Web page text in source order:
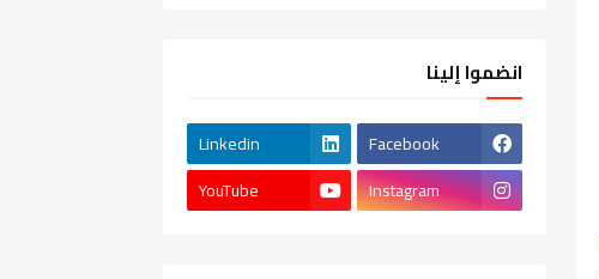
انضموا إلينا
Facebook
Linkedin
Instagram
YouTube